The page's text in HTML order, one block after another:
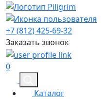
+7 (812) 425-69-32
Заказать звонок
0
Каталог